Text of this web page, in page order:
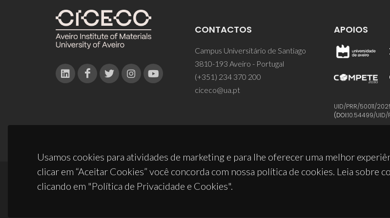
Usamos cookies para atividades de marketing e para lhe oferecer uma melhor
clicar em “Aceitar Cookies” você concorda com nossa política de cookies. Leia sobre
clicando em "Política de Privacidade e Cookies".
CONTACTOS
Campus Universitário de Santiago
3810-193 Aveiro - Portugal
(+351) 234 370 200
ciceco@ua.pt
APOIOS
UID/PRR/50011/
(DOI:10.54499/UID/